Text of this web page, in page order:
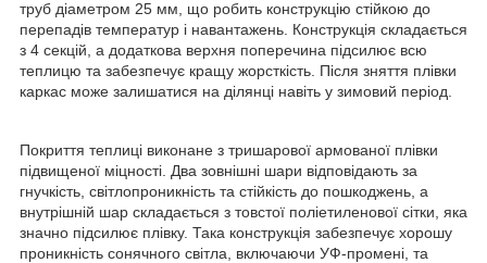
труб діаметром 25 мм, що робить конструкцію стійкою до
перепадів температур і навантажень. Конструкція складається
з 4 секцій, а додаткова верхня поперечина підсилює всю
теплицю та забезпечує кращу жорсткість. Після зняття плівки
каркас може залишатися на ділянці навіть у зимовий період.
Покриття теплиці виконане з тришарової армованої плівки
підвищеної міцності. Два зовнішні шари відповідають за
гнучкість, світлопроникність та стійкість до пошкоджень, а
внутрішній шар складається з товстої поліетиленової сітки, яка
значно підсилює плівку. Така конструкція забезпечує хорошу
проникність сонячного світла, включаючи УФ-промені, та